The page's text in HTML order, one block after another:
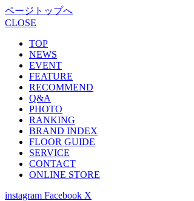
ページトップへ
CLOSE
TOP
NEWS
EVENT
FEATURE
RECOMMEND
Q&A
PHOTO
RANKING
BRAND INDEX
FLOOR GUIDE
SERVICE
CONTACT
ONLINE STORE
instagram Facebook X